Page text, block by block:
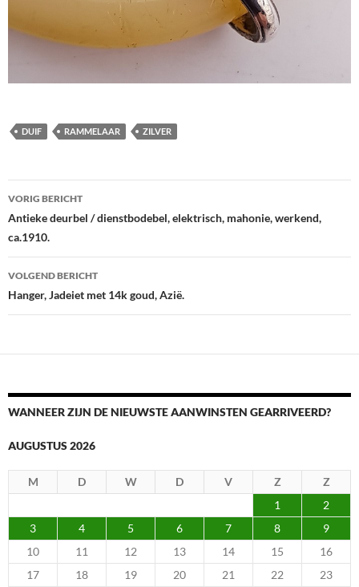
DUIF RAMMELAAR ZILVER
Berichtnavigatie
VORIG BERICHT
Antieke deurbel / dienstbodebel, elektrisch, mahonie, werkend,
ca.1910.
VOLGEND BERICHT
Hanger, Jadeiet met 14k goud, Azië.
WANNEER ZIJN DE NIEUWSTE AANWINSTEN GEARRIVEERD?
AUGUSTUS 2026
M D W D V Z
Z
1
2
3
4 5 6 7 8
9
10
11 12 13 14 15
16
17
18 19 20 21 22
23